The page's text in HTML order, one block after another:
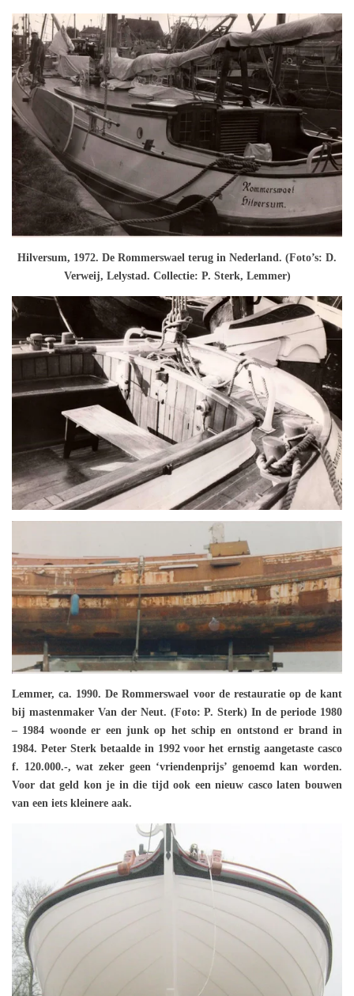
Hilversum, 1972. De Rommerswael terug in Nederland. (Foto’s: D.
Verweij, Lelystad. Collectie: P. Sterk, Lemmer)
Lemmer, ca. 1990. De Rommerswael voor de restauratie op de kant
bij mastenmaker Van der Neut. (Foto: P. Sterk) In de periode 1980
– 1984 woonde er een junk op het schip en ontstond er brand in
1984. Peter Sterk betaalde in 1992 voor het ernstig aangetaste casco
f. 120.000.-, wat zeker geen ‘vriendenprijs’ genoemd kan worden.
Voor dat geld kon je in die tijd ook een nieuw casco laten bouwen
van een iets kleinere aak.